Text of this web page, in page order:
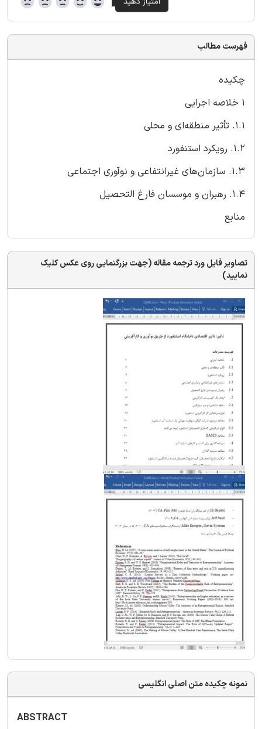
فهرست مطالب
چکیده
1 خلاصه اجرایی
1.1. تأثیر منطقه‌ای و محلی
1.2. رویکرد استنفورد
1.3. سازمان‌های غیرانتفاعی و نوآوری اجتماعی
1.4. رهبران و موسسان فارغ التحصیل
منابع
تصاویر فایل ورد ترجمه مقاله (جهت بزرگنمایی روی عکس کلیک
نمایید)
نمونه چکیده متن اصلی انگلیسی
ABSTRACT